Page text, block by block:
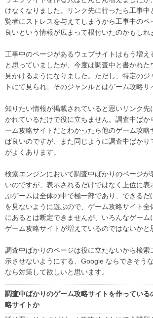
けなくなりました。リンク先に行ったら工事中
覧者にストレスを与えてしまうから工事中のペ
良いという情報が広まって根付いたのかもしれ
工事中のページがあるウェブサイトはもう増え
と思っていましたが、今度は調査中と書かれた
見かけるようになりました。ただし、特定のジ
トにて見られ、そのジャンルとはゲーム攻略サ
知りたい情報が掲載されていると思いリンク先
かれているだけで役に立ちません。調査中ばか
ーム攻略サイトだとわかったら他のゲーム攻略
ば良いのですが、また同じように調査中ばかり
がよくあります。
検索エンジンにおいて調査中ばかりのページが
いのですが、表示されるだけではなく上位に表
ぶゲームは全体の中で極一部であり、できるだ
を見ないように遊ぶので、ゲーム攻略サイト全
にあるとは断定できませんが、いろんなゲーム
ゲーム攻略サイトが増えているのではないかと
調査中ばかりのページは役に立たないから検索
示させないようにする、Google ならできそう
なら対策して欲しいと思います。
調査中ばかりのゲーム攻略サイトを作っている
略サイトか